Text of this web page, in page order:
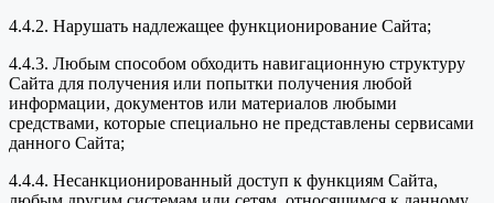
4.4.2. Нарушать надлежащее функционирование Сайта;
4.4.3. Любым способом обходить навигационную структуру
Сайта для получения или попытки получения любой
информации, документов или материалов любыми
средствами, которые специально не представлены сервисами
данного Сайта;
4.4.4. Несанкционированный доступ к функциям Сайта,